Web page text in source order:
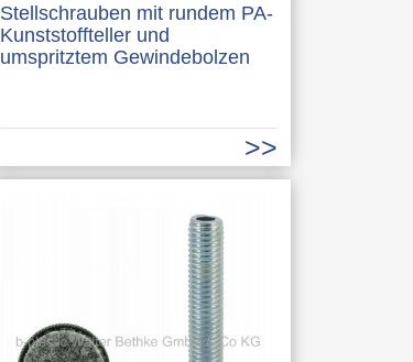
Stellschrauben mit rundem PA-
Kunststoffteller und
umspritztem Gewindebolzen